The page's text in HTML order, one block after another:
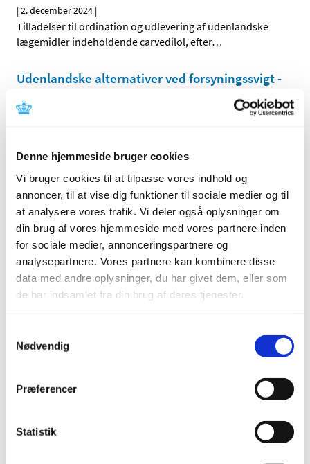
Denne hjemmeside bruger cookies
Vi bruger cookies til at tilpasse vores indhold og
annoncer, til at vise dig funktioner til sociale medier og til
at analysere vores trafik. Vi deler også oplysninger om
din brug af vores hjemmeside med vores partnere inden
for sociale medier, annonceringspartnere og
analysepartnere. Vores partnere kan kombinere disse
data med andre oplysninger, du har givet dem, eller som
de har indsamlet fra din brug af deres tjenester.
Nødvendig
Præferencer
Statistik
|2. december 2024 |
Tilladelser til ordination og udlevering af udenlandske
lægemidler indeholdende carvedilol, efter…
Udenlandske alternativer ved forsyningssvigt -
|2. december 2024
Der er foretaget opdateringer i listen over markedsførte
Fællesnordiske pakninger for bedre
tilgængelighed
2. december 2024
Ved årsskiftet starter et pilotprojekt med
engelsksprogede fællesnordiske lægemiddelpakninger
Forrige 1 2
Alle (2506)
2026 (84)
december (28)